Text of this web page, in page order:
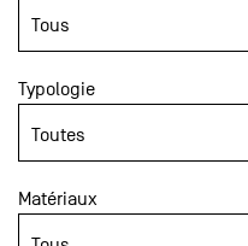
Typologie
Matériaux